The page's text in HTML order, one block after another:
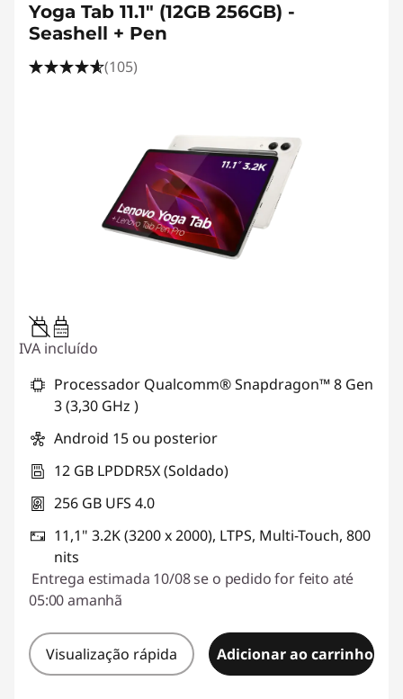
Yoga Tab 11.1" (12GB 256GB) -
Seashell + Pen
(105)
20W-60W
USB PD
IVA incluído
Processador Qualcomm® Snapdragon™ 8 Gen
3 (3,30 GHz )
Android 15 ou posterior
12 GB LPDDR5X (Soldado)
256 GB UFS 4.0
11,1" 3.2K (3200 x 2000), LTPS, Multi-Touch, 800
nits
Entrega estimada 10/08 se o pedido for feito até
05:00 amanhã
Visualização rápida Adicionar ao carrinho